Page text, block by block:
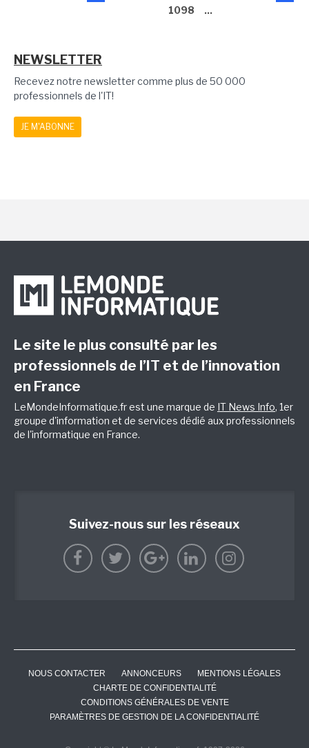
1098
...
NEWSLETTER
Recevez notre newsletter comme plus de 50 000
professionnels de l'IT!
JE M'ABONNE
Le site le plus consulté par les
professionnels de l’IT et de l’innovation
en France
LeMondeInformatique.fr est une marque de IT News Info, 1er
groupe d'information et de services dédié aux professionnels
de l'informatique en France.
Suivez-nous sur les réseaux
NOUS CONTACTER ANNONCEURS
MENTIONS LÉGALES
CHARTE DE CONFIDENTIALITÉ
CONDITIONS GÉNÉRALES DE VENTE
PARAMÈTRES DE GESTION DE LA CONFIDENTIALITÉ